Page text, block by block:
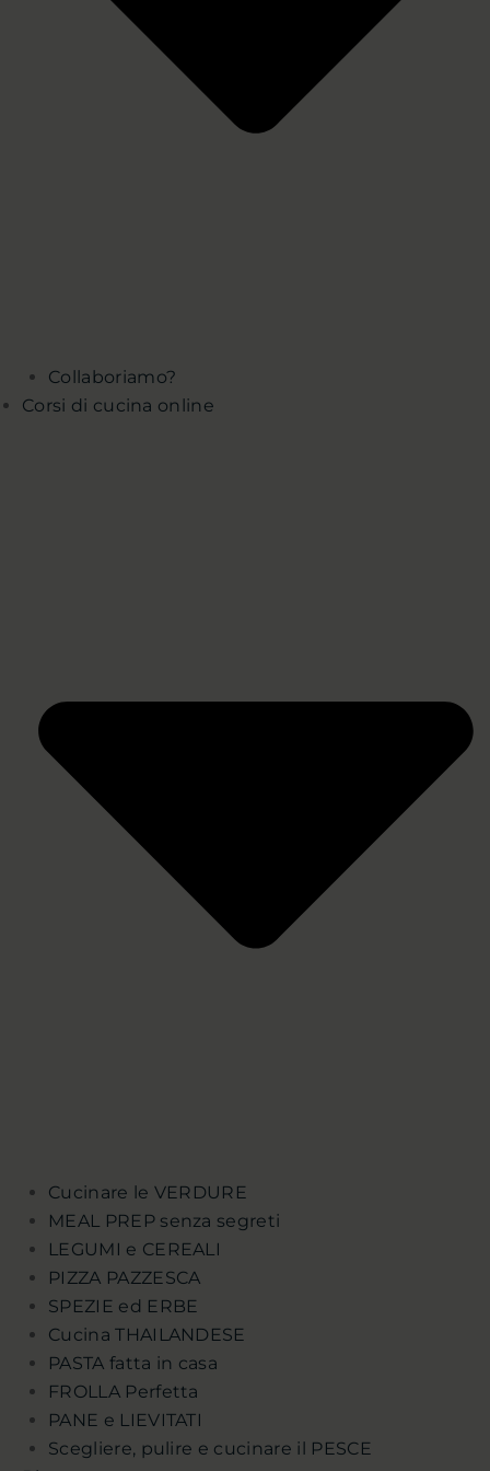
Collaboriamo?
Corsi di cucina online
Cucinare le VERDURE
MEAL PREP senza segreti
LEGUMI e CEREALI
PIZZA PAZZESCA
SPEZIE ed ERBE
Cucina THAILANDESE
PASTA fatta in casa
FROLLA Perfetta
PANE e LIEVITATI
Scegliere, pulire e cucinare il PESCE